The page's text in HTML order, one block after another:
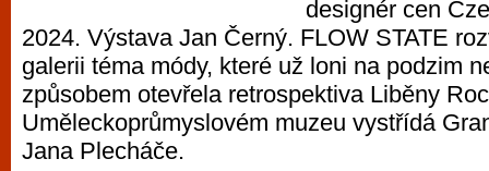
designér cen
2024. Výstava Jan Černý. FLOW STATE
galerii téma módy, které už loni na podzim
způsobem otevřela retrospektiva Liběny
Uměleckoprůmyslovém muzeu vystřídá
Jana Plecháče.